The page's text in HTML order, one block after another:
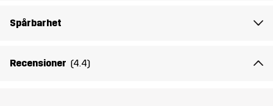
Passform
Material 1 65% Polyester, 35% Bomull
Spårbarhet
Recensioner (4.4)